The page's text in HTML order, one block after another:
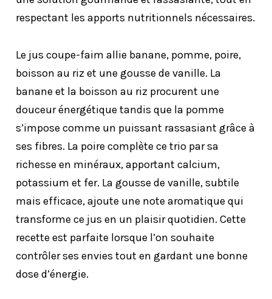
respectant les apports nutritionnels nécessaires.
Le jus coupe-faim allie banane, pomme, poire,
boisson au riz et une gousse de vanille. La
banane et la boisson au riz procurent une
douceur énergétique tandis que la pomme
s’impose comme un puissant rassasiant grâce à
ses fibres. La poire complète ce trio par sa
richesse en minéraux, apportant calcium,
potassium et fer. La gousse de vanille, subtile
mais efficace, ajoute une note aromatique qui
transforme ce jus en un plaisir quotidien. Cette
recette est parfaite lorsque l’on souhaite
contrôler ses envies tout en gardant une bonne
dose d’énergie.